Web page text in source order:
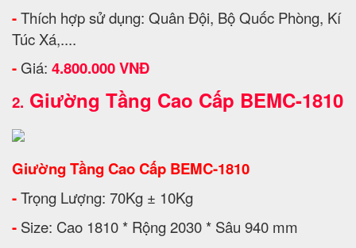
-Thích hợp sử dụng: Quân Đội, Bộ Quốc Phòng, Kí
Túc Xá,....
- Giá: 4.800.000 VNĐ
2. Giường Tầng Cao Cấp BEMC-1810
Giường Tầng Cao Cấp BEMC-1810
-Trọng Lượng: 70Kg ± 10Kg
- Size: Cao 1810 * Rộng 2030 * Sâu 940 mm